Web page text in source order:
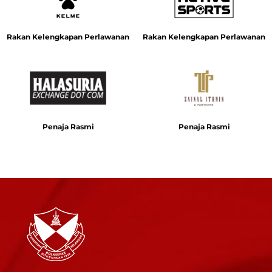
Rakan Kelengkapan Perlawanan Rakan Kelengkapan Perlawanan
Penaja Rasmi Penaja Rasmi